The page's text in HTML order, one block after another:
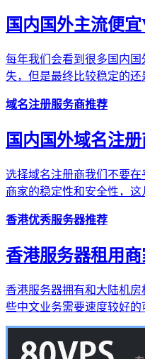
国内国外主流便
每年我们会看到很多国内
失，但是最终比较稳定的
域名注册服务商推荐
国内国外域名注
选择域名注册商我们不要
商家的稳定性和安全性，
香港优秀服务器推荐
香港服务器租用商
香港服务器拥有和大陆机
些中文业务需要速度较好